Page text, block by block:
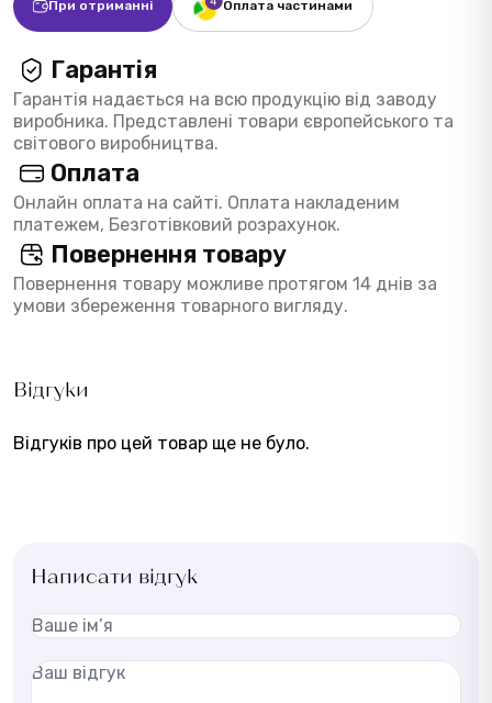
При отриманні Оплата частинами
Гарантія
Гарантія надається на всю продукцію від заводу
виробника. Представлені товари європейського та
світового виробництва.
Оплата
Онлайн оплата на сайті. Оплата накладеним
платежем, Безготівковий розрахунок.
Повернення товару
Повернення товару можливе протягом 14 днів за
умови збереження товарного вигляду.
Відгуки
Відгуків про цей товар ще не було.
Написати відгук